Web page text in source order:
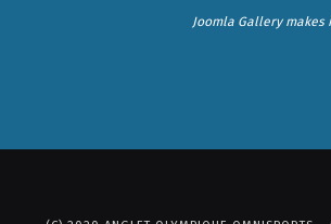
Joomla Gallerymakes